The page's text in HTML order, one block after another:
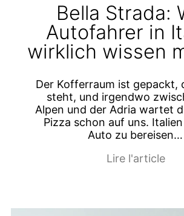
Bella Strada:
Autofahrer in
wirklich wissen
Der Kofferraum ist gepackt,
steht, und irgendwo
Alpen und der Adria wartet
Pizza schon auf uns.
Auto zu bereisen…
Lire l'article